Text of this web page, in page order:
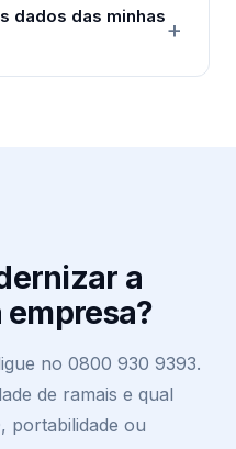
dados das minhas
a
no 0800 930 9393.
de ramais e qual
portabilidade ou